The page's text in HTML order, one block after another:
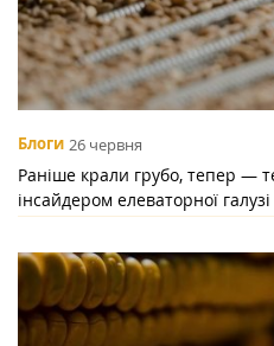
Блоги 26 червня
Раніше крали грубо, тепер —
інсайдером елеваторної галузі